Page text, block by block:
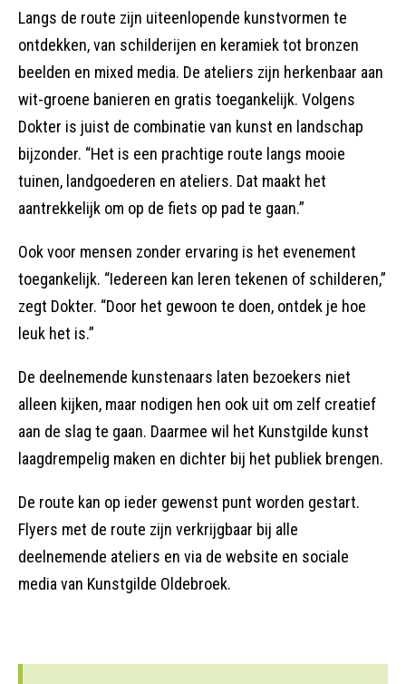
Langs de route zijn uiteenlopende kunstvormen te
ontdekken, van schilderijen en keramiek tot bronzen
beelden en mixed media. De ateliers zijn herkenbaar aan
wit-groene banieren en gratis toegankelijk. Volgens
Dokter is juist de combinatie van kunst en landschap
bijzonder. “Het is een prachtige route langs mooie
tuinen, landgoederen en ateliers. Dat maakt het
aantrekkelijk om op de fiets op pad te gaan.”
Ook voor mensen zonder ervaring is het evenement
toegankelijk. “Iedereen kan leren tekenen of schilderen,”
zegt Dokter. “Door het gewoon te doen, ontdek je hoe
leuk het is.”
De deelnemende kunstenaars laten bezoekers niet
alleen kijken, maar nodigen hen ook uit om zelf creatief
aan de slag te gaan. Daarmee wil het Kunstgilde kunst
laagdrempelig maken en dichter bij het publiek brengen.
De route kan op ieder gewenst punt worden gestart.
Flyers met de route zijn verkrijgbaar bij alle
deelnemende ateliers en via de website en sociale
media van Kunstgilde Oldebroek.